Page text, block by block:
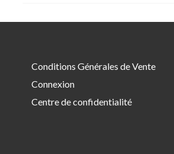
Conditions Générales de Vente
Connexion
Centre de confidentialité